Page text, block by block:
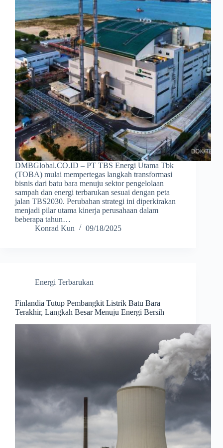
DMBGlobal.CO.ID – PT TBS Energi Utama Tbk
(TOBA) mulai mempertegas langkah transformasi
bisnis dari batu bara menuju sektor pengelolaan
sampah dan energi terbarukan sesuai dengan peta
jalan TBS2030. Perubahan strategi ini diperkirakan
menjadi pilar utama kinerja perusahaan dalam
beberapa tahun…
Konrad Kun
09/18/2025
Energi Terbarukan
Finlandia Tutup Pembangkit Listrik Batu Bara
Terakhir, Langkah Besar Menuju Energi Bersih